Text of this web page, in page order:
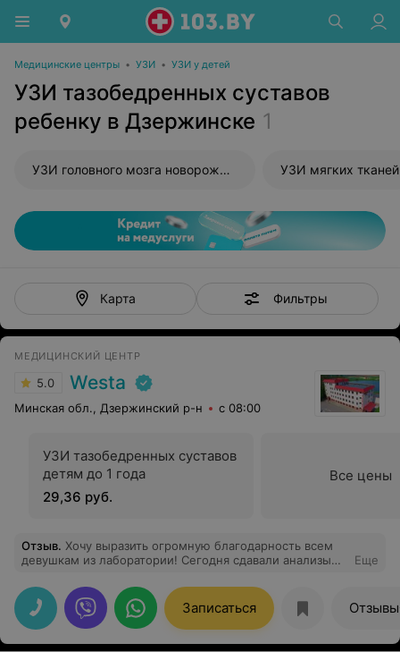
Медицинские центры • УЗИ • УЗИ у детей
УЗИ тазобедренных суставов
ребенку в Дзержинске 1
УЗИ головного мозга новорожденного УЗИ мягких тканей
Карта Фильтры
МЕДИЦИНСКИЙ ЦЕНТР
5.0 Westa
Минская обл., Дзержинский р-н с 08:00
УЗИ тазобедренных суставов
детям до 1 года
29,36 руб.
Все цены
Отзыв. Хочу выразить огромную благодарность всем
девушкам из лаборатории! Сегодня сдавали анализы
пробирок
Еще
Записаться Отзывы